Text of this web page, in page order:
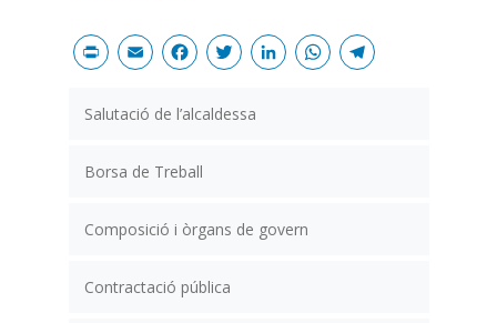
Salutació de l’alcaldessa
Borsa de Treball
Composició i òrgans de govern
Contractació pública
PrintEmailFacebook
Twitter
LinkedIn